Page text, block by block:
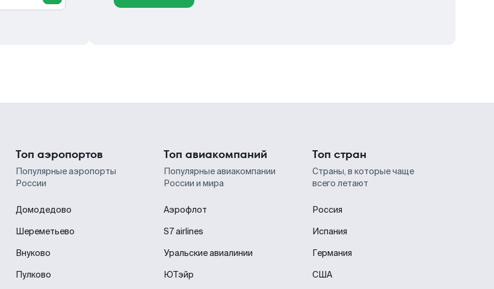
Топ аэропортов
Популярные аэропорты
России
Домодедово
Шереметьево
Внуково
Пулково
Топ авиакомпаний
Популярные авиакомпании
России и мира
Аэрофлот
S7 airlines
Уральские авиалинии
ЮТэйр
Топ стран
Страны, в которые чаще
всего летают
Россия
Испания
Германия
США